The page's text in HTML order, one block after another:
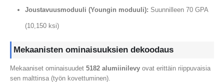
Joustavuusmoduuli (Youngin moduuli): Suunnilleen 70 GPA
(10,150 ksi)
Mekaanisten ominaisuuksien dekoodaus
Mekaaniset ominaisuudet 5182 alumiinilevy ovat erittäin riippuvaisia ​​
sen malttinsa (työn kovettuminen).